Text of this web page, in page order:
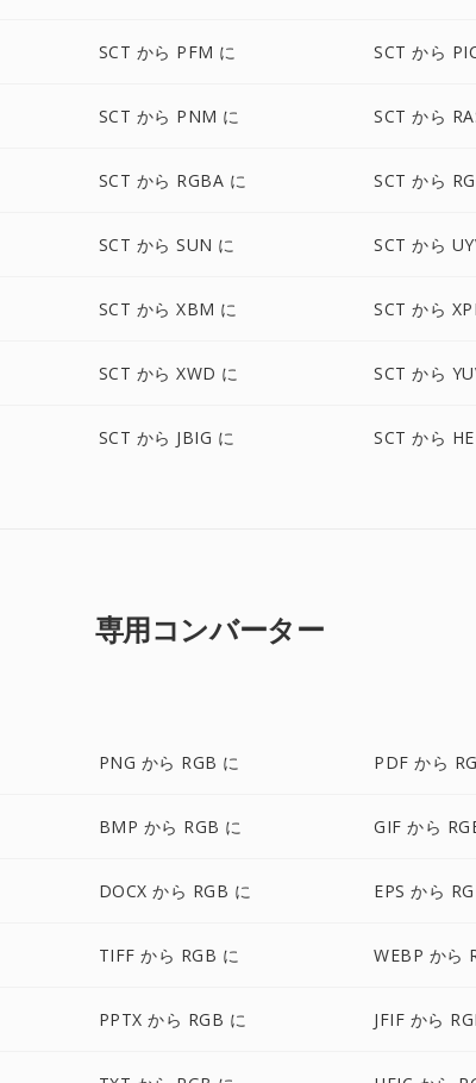
SCT から PFM に SCT から
SCT から PNM に SCT から
SCT から RGBA に SCT から
SCT から SUN に SCT から
SCT から XBM に SCT から
SCT から XWD に SCT から
SCT から JBIG に SCT から
専用コンバーター
PNG から RGB に PDF から
BMP から RGB に GIF から
DOCX から RGB に EPS から
TIFF から RGB に WEBP から
PPTX から RGB に JFIF から